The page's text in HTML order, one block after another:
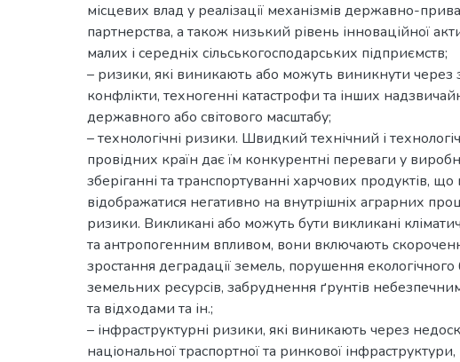
місцевих влад у реалізації механізмів державно-
партнерства, а також низький рівень інноваційної
малих і середніх сільськогосподарських підприємств;
– ризики, які виникають або можуть виникнути через
конфлікти, техногенні катастрофи та інших
державного або світового масштабу;
– технологічні ризики. Швидкий технічний і
провідних країн дає їм конкурентні переваги у
зберіганні та транспортуванні харчових продуктів,
відображатися негативно на внутрішніх аграрних
ризики. Викликані або можуть бути викликані
та антропогенним впливом, вони включають
зростання деградації земель, порушення екологічного
земельних ресурсів, забруднення ґрунтів
та відходами та ін.;
– інфраструктурні ризики, які виникають через
національної траспортної та ринкової інфраструктури,